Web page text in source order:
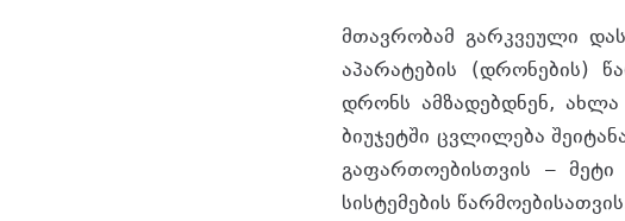
მთავრობამ გარკვეული
აპარატების (დრონების)
დრონს ამზადებდნენ,
ბიუჯეტში ცვლილება
გაფართოებისთვის –
სისტემების